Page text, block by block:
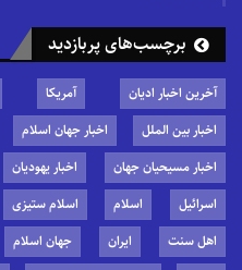
برچسب‌های پربازدید
آخرین اخبار ادیان آمریکا
اخبار بین الملل
اخبار جهان اسلام
اخبار مسیحیان جهان
اخبار یهودیان
اسرائیل
اسلام اسلام ستیزی
اهل سنت
ایران جهان اسلام